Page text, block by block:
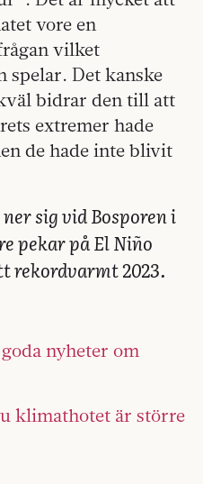
vore en
vilket
Det kanske
bidrar den till att
extremer hade
de hade inte blivit
sig vid Bosporen i
pekar på El Niño
rekordvarmt 2023.
nyheter om
klimathotet är större